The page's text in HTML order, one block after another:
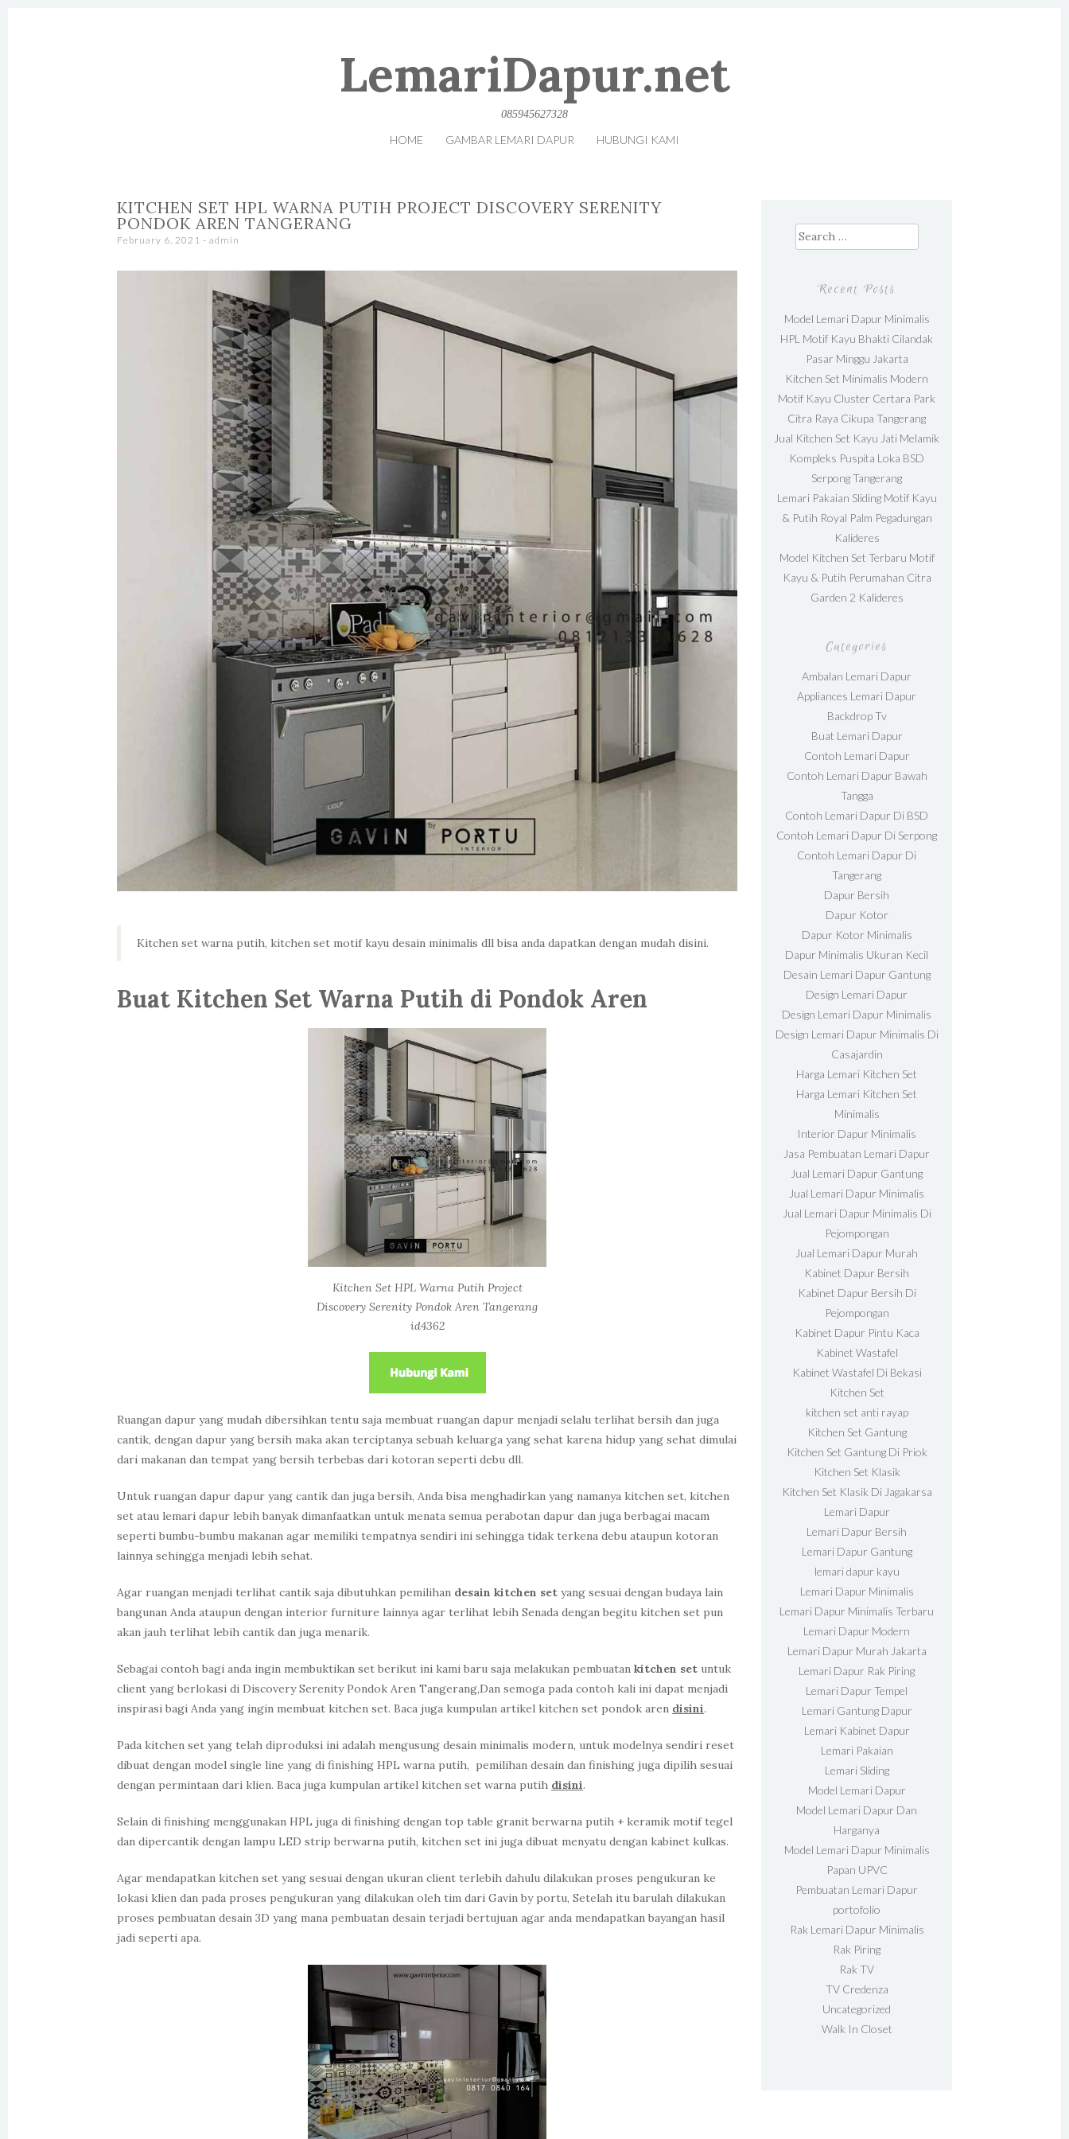
LemariDapur.net
085945627328
HOME GAMBAR LEMARI DAPUR HUBUNGI KAMI
KITCHEN SET HPL WARNA PUTIH PROJECT DISCOVERY SERENITY
PONDOK AREN TANGERANG
February 6, 2021 - admin
Kitchen set warna putih, kitchen set motif kayu desain minimalis dll bisa anda dapatkan dengan mudah disini.
Buat Kitchen Set Warna Putih di Pondok Aren
Kitchen Set HPL Warna Putih Project
Discovery Serenity Pondok Aren Tangerang
id4362
Ruangan dapur yang mudah dibersihkan tentu saja membuat ruangan dapur menjadi selalu terlihat bersih dan juga
cantik, dengan dapur yang bersih maka akan terciptanya sebuah keluarga yang sehat karena hidup yang sehat dimulai
dari makanan dan tempat yang bersih terbebas dari kotoran seperti debu dll.
Untuk ruangan dapur dapur yang cantik dan juga bersih, Anda bisa menghadirkan yang namanya kitchen set, kitchen
set atau lemari dapur lebih banyak dimanfaatkan untuk menata semua perabotan dapur dan juga berbagai macam
seperti bumbu-bumbu makanan agar memiliki tempatnya sendiri ini sehingga tidak terkena debu ataupun kotoran
lainnya sehingga menjadi lebih sehat.
Agar ruangan menjadi terlihat cantik saja dibutuhkan pemilihan desain kitchen set yang sesuai dengan budaya lain
bangunan Anda ataupun dengan interior furniture lainnya agar terlihat lebih Senada dengan begitu kitchen set pun
akan jauh terlihat lebih cantik dan juga menarik.
Sebagai contoh bagi anda ingin membuktikan set berikut ini kami baru saja melakukan pembuatan kitchen set untuk
client yang berlokasi di Discovery Serenity Pondok Aren Tangerang,Dan semoga pada contoh kali ini dapat menjadi
inspirasi bagi Anda yang ingin membuat kitchen set. Baca juga kumpulan artikel kitchen set pondok aren disini.
Pada kitchen set yang telah diproduksi ini adalah mengusung desain minimalis modern, untuk modelnya sendiri reset
dibuat dengan model single line yang di finishing HPL warna putih, pemilihan desain dan finishing juga dipilih sesuai
dengan permintaan dari klien. Baca juga kumpulan artikel kitchen set warna putih disini.
Selain di finishing menggunakan HPL juga di finishing dengan top table granit berwarna putih + keramik motif tegel
dan dipercantik dengan lampu LED strip berwarna putih, kitchen set ini juga dibuat menyatu dengan kabinet kulkas.
Agar mendapatkan kitchen set yang sesuai dengan ukuran client terlebih dahulu dilakukan proses pengukuran ke
lokasi klien dan pada proses pengukuran yang dilakukan oleh tim dari Gavin by portu, Setelah itu barulah dilakukan
proses pembuatan desain 3D yang mana pembuatan desain terjadi bertujuan agar anda mendapatkan bayangan hasil
jadi seperti apa.
Search for:
Recent Posts
Model Lemari Dapur Minimalis
HPL Motif Kayu Bhakti Cilandak
Pasar Minggu Jakarta
Kitchen Set Minimalis Modern
Motif Kayu Cluster Certara Park
Citra Raya Cikupa Tangerang
Jual Kitchen Set Kayu Jati Melamik
Kompleks Puspita Loka BSD
Serpong Tangerang
Lemari Pakaian Sliding Motif Kayu
& Putih Royal Palm Pegadungan
Kalideres
Model Kitchen Set Terbaru Motif
Kayu & Putih Perumahan Citra
Garden 2 Kalideres
Categories
Ambalan Lemari Dapur
Appliances Lemari Dapur
Backdrop Tv
Buat Lemari Dapur
Contoh Lemari Dapur
Contoh Lemari Dapur Bawah
Tangga
Contoh Lemari Dapur Di BSD
Contoh Lemari Dapur Di Serpong
Contoh Lemari Dapur Di
Tangerang
Dapur Bersih
Dapur Kotor
Dapur Kotor Minimalis
Dapur Minimalis Ukuran Kecil
Desain Lemari Dapur Gantung
Design Lemari Dapur
Design Lemari Dapur Minimalis
Design Lemari Dapur Minimalis Di
Casajardin
Harga Lemari Kitchen Set
Harga Lemari Kitchen Set
Minimalis
Interior Dapur Minimalis
Jasa Pembuatan Lemari Dapur
Jual Lemari Dapur Gantung
Jual Lemari Dapur Minimalis
Jual Lemari Dapur Minimalis Di
Pejompongan
Jual Lemari Dapur Murah
Kabinet Dapur Bersih
Kabinet Dapur Bersih Di
Pejompongan
Kabinet Dapur Pintu Kaca
Kabinet Wastafel
Kabinet Wastafel Di Bekasi
Kitchen Set
kitchen set anti rayap
Kitchen Set Gantung
Kitchen Set Gantung Di Priok
Kitchen Set Klasik
Kitchen Set Klasik Di Jagakarsa
Lemari Dapur
Lemari Dapur Bersih
Lemari Dapur Gantung
lemari dapur kayu
Lemari Dapur Minimalis
Lemari Dapur Minimalis Terbaru
Lemari Dapur Modern
Lemari Dapur Murah Jakarta
Lemari Dapur Rak Piring
Lemari Dapur Tempel
Lemari Gantung Dapur
Lemari Kabinet Dapur
Lemari Pakaian
Lemari Sliding
Model Lemari Dapur
Model Lemari Dapur Dan
Harganya
Model Lemari Dapur Minimalis
Papan UPVC
Pembuatan Lemari Dapur
portofolio
Rak Lemari Dapur Minimalis
Rak Piring
Rak TV
TV Credenza
Uncategorized
Walk In Closet